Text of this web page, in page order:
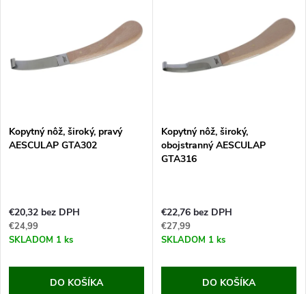
Kopytný nôž, široký, pravý
AESCULAP GTA302
€20,32 bez DPH
€24,99
SKLADOM 1 ks
DO KOŠÍKA
Kopytný nôž, široký,
obojstranný AESCULAP
GTA316
€22,76 bez DPH
€27,99
SKLADOM 1 ks
DO KOŠÍKA